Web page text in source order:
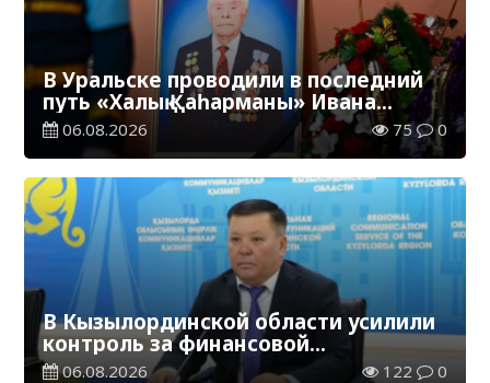
В Уральске проводили в последний
путь «Халық Қаһарманы» Ивана
Степановича Гапича
06.08.2026 75 0
В Кызылординской области усилили
контроль за финансовой
дисциплиной
06.08.2026 122 0